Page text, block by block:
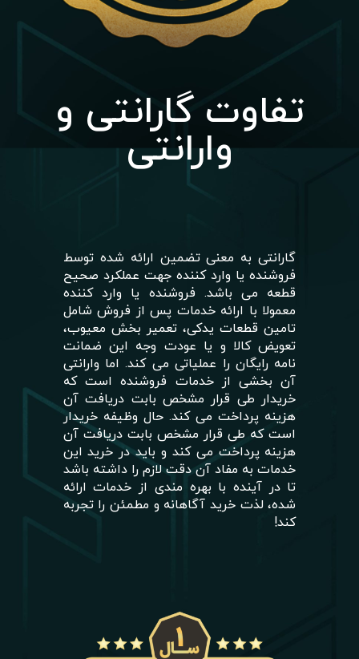
تفاوت گارانتی و
وارانتی
گارانتی به معنی تضمین ارائه شده توسط
فروشنده یا وارد کننده جهت عملکرد صحیح
قطعه می باشد. فروشنده یا وارد کننده
معمولا با ارائه خدمات پس از فروش شامل
تامین قطعات یدکی، تعمیر بخش معیوب،
تعویض کالا و یا عودت وجه این ضمانت
نامه رایگان را عملیاتی می کند. اما وارانتی
آن بخشی از خدمات فروشنده است که
خریدار طی قرار مشخص بابت دریافت آن
هزینه پرداخت می کند. حال وظیفه خریدار
است که طی قرار مشخص بابت دریافت آن
هزینه پرداخت می کند و باید در خرید این
خدمات به مفاد آن دقت لازم را داشته باشد
تا در آینده با بهره مندی از خدمات ارائه
شده، لذت خرید آگاهانه و مطمئن را تجربه
کند!